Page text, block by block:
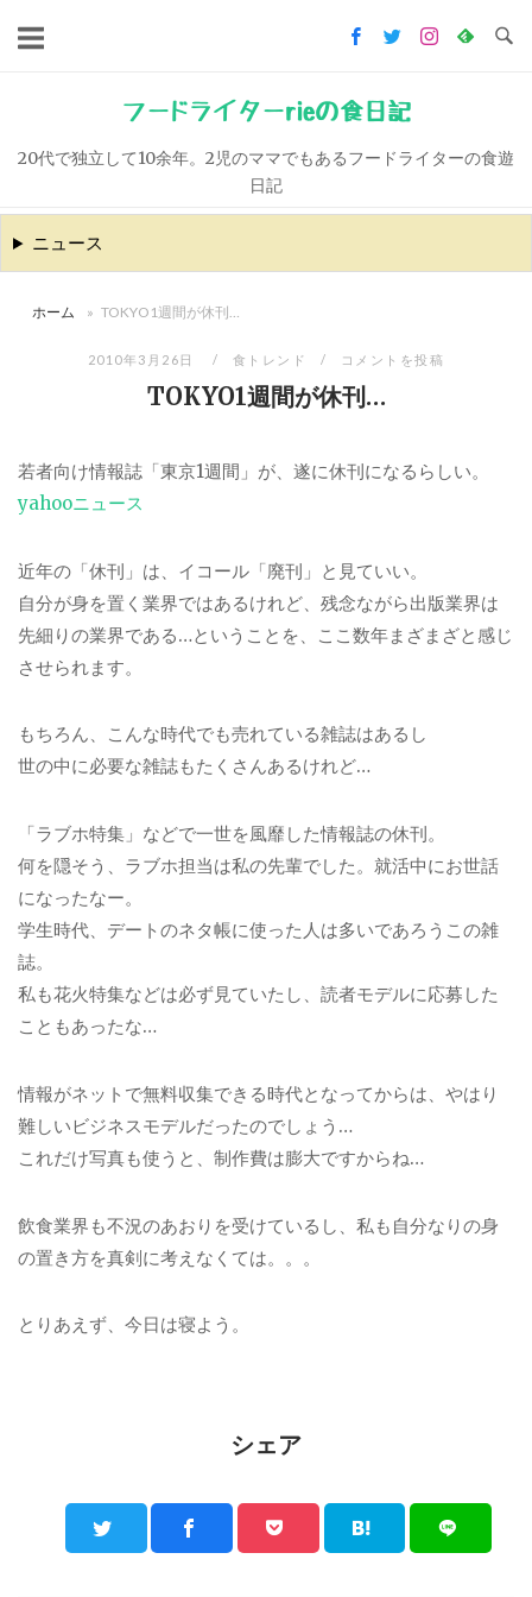
キ
ッ
フードライターrieの食日記
20代で独立して10余年。2児のママでもあるフードライターの食遊
日記
ニュース
ホーム » TOKYO1週間が休刊…
2010年3月26日 食トレンド コメントを投稿
TOKYO1週間が休刊…
若者向け情報誌「東京1週間」が、遂に休刊になるらしい。
yahooニュース
近年の「休刊」は、イコール「廃刊」と見ていい。
自分が身を置く業界ではあるけれど、残念ながら出版業界は
先細りの業界である…ということを、ここ数年まざまざと感じ
させられます。
もちろん、こんな時代でも売れている雑誌はあるし
世の中に必要な雑誌もたくさんあるけれど…
「ラブホ特集」などで一世を風靡した情報誌の休刊。
何を隠そう、ラブホ担当は私の先輩でした。就活中にお世話
になったなー。
学生時代、デートのネタ帳に使った人は多いであろうこの雑
誌。
私も花火特集などは必ず見ていたし、読者モデルに応募した
こともあったな…
情報がネットで無料収集できる時代となってからは、やはり
難しいビジネスモデルだったのでしょう…
これだけ写真も使うと、制作費は膨大ですからね…
飲食業界も不況のあおりを受けているし、私も自分なりの身
の置き方を真剣に考えなくては。。。
とりあえず、今日は寝よう。
シェア